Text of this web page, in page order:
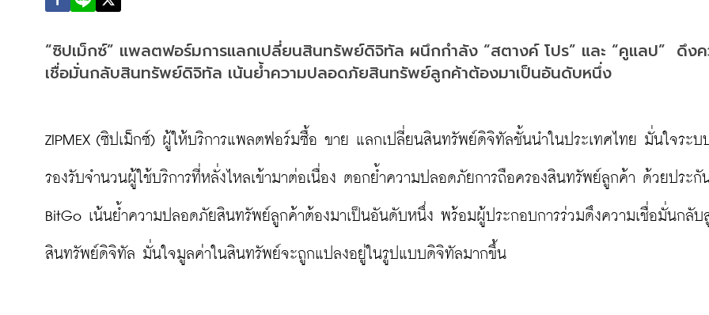
“ซิปเม็กซ์” แพลตฟอร์มการแลกเปลี่ยนสินทรัพย์ดิจิทัล ผนึกกำลัง “สตางค์ โปร” และ “คูแลป”  ดึง
เชื่อมั่นกลับสินทรัพย์ดิจิทัล เน้นย้ำความปลอดภัยสินทรัพย์ลูกค้าต้องมาเป็นอันดับหนึ่ง
ZIPMEX (ซิปเม็กซ์) ผู้ให้บริการแพลตฟอร์มซื้อ ขาย แลกเปลี่ยนสินทรัพย์ดิจิทัลชั้นนำในประเทศไทย มั่นใจระบ
รองรับจำนวนผู้ใช้บริการที่หลั่งไหลเข้ามาต่อเนื่อง ตอกย้ำความปลอดภัยการถือครองสินทรัพย์ลูกค้า ด้วยประกั
BitGo เน้นย้ำความปลอดภัยสินทรัพย์ลูกค้าต้องมาเป็นอันดับหนึ่ง พร้อมผู้ประกอบการร่วมดึงความเชื่อมั่นกลับ
สินทรัพย์ดิจิทัล มั่นใจมูลค่าในสินทรัพย์จะถูกแปลงอยู่ในรูปแบบดิจิทัลมากขึ้น